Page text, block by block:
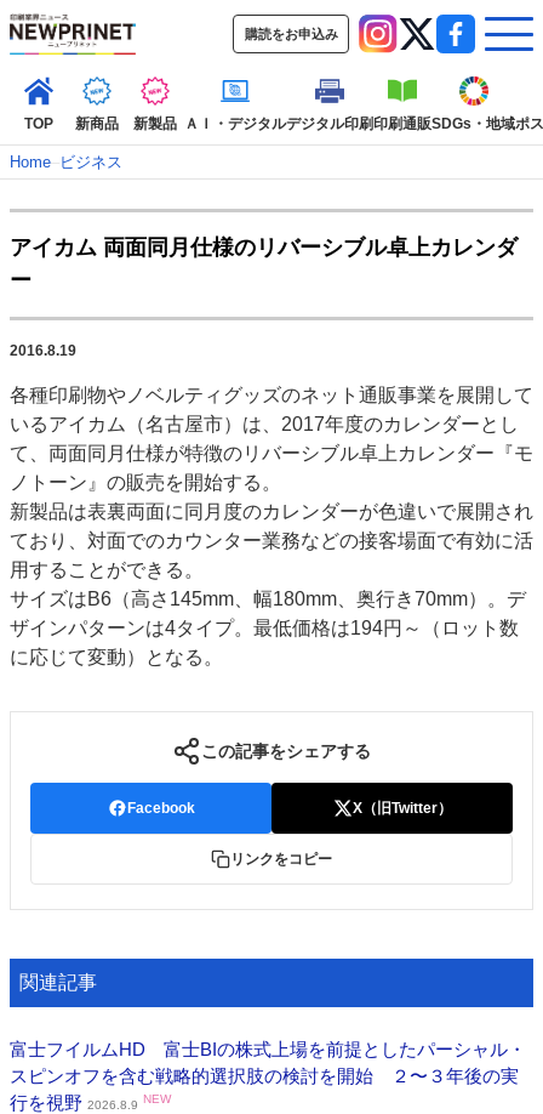
購読をお申込み
TOP 新商品 新製品 ＡＩ・デジタルデジタル印刷印刷通販SDGs・地域ポ
SDGs・地域
ポストプレス ビジネス イベント 信用情報
業界
市場・統計
人事・移転・異動・訃報
特集記事カテゴリー一覧
2022 見える化・MIS特集
特集・デジタル印刷 アイデアで勝負！ ～多様なビジネス・多彩な商材～
JAPAN PACK 2023 特集
中古印刷機・製本機特集
2022 検査・校正特集
特集・デジタル印刷 ～ 新成長軌道を描く
購読・購入申し込み
サイトポリシー
お問い合わせ
Home–ビジネス
アイカム 両面同月仕様のリバーシブル卓上カレンダ
ー
2016.8.19
各種印刷物やノベルティグッズのネット通販事業を展開して
いるアイカム（名古屋市）は、2017年度のカレンダーとし
て、両面同月仕様が特徴のリバーシブル卓上カレンダー『モ
ノトーン』の販売を開始する。
新製品は表裏両面に同月度のカレンダーが色違いで展開され
ており、対面でのカウンター業務などの接客場面で有効に活
用することができる。
サイズはB6（高さ145mm、幅180mm、奥行き70mm）。デ
ザインパターンは4タイプ。最低価格は194円～（ロット数
に応じて変動）となる。
この記事をシェアする
Facebook X（旧Twitter）
リンクをコピー
関連記事
富士フイルムHD 富士BIの株式上場を前提としたパーシャル・
スピンオフを含む戦略的選択肢の検討を開始 ２〜３年後の実
行を視野 2026.8.9 NEW